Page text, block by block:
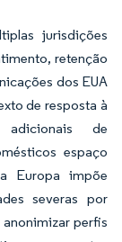
jurisdições
retenção
dos EUA
de resposta à
de
espaço
Europa impõe
severas por
perfis